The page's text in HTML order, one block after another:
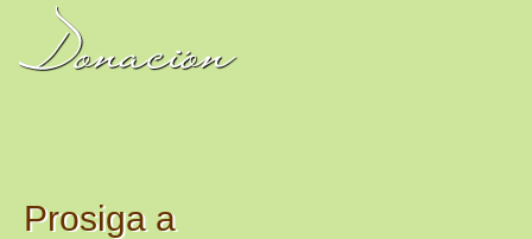
Donación
Prosiga a